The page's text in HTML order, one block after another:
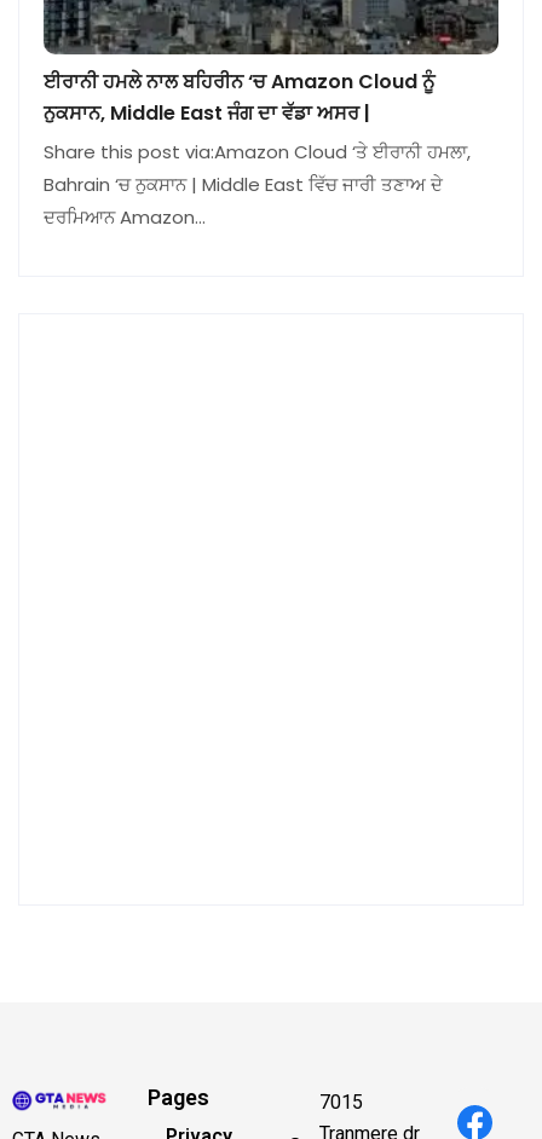
ਈਰਾਨੀ ਹਮਲੇ ਨਾਲ ਬਹਿਰੀਨ ‘ਚ Amazon Cloud ਨੂੰ
ਨੁਕਸਾਨ, Middle East ਜੰਗ ਦਾ ਵੱਡਾ ਅਸਰ |
Share this post via:Amazon Cloud ‘ਤੇ ਈਰਾਨੀ ਹਮਲਾ,
Bahrain ‘ਚ ਨੁਕਸਾਨ | Middle East ਵਿੱਚ ਜਾਰੀ ਤਣਾਅ ਦੇ
ਦਰਮਿਆਨ Amazon…
Pages
7015
Tranmere dr